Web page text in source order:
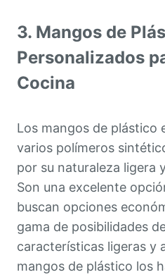
3. Mangos de
Personalizados
Cocina
Los mangos de plástico
varios polímeros
por su naturaleza ligera
Son una excelente
buscan opciones
gama de posibilidades
características ligeras y
mangos de plástico los